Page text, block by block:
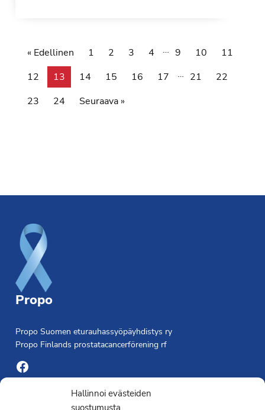
Hallinnoi evästeiden
suostumusta
« Edellinen 1 2 3 4 … 9 10
11
12
13 14 15 16 17 … 21
22
23
24 Seuraava »
Propo
Propo Suomen eturauhassyöpäyhdistys ry
Propo Finlands prostatacancerförening rf
Facebook
Yhdistyksen toimisto